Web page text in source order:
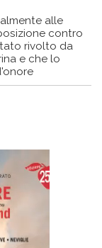
alle
contro
rivolto da
e che lo